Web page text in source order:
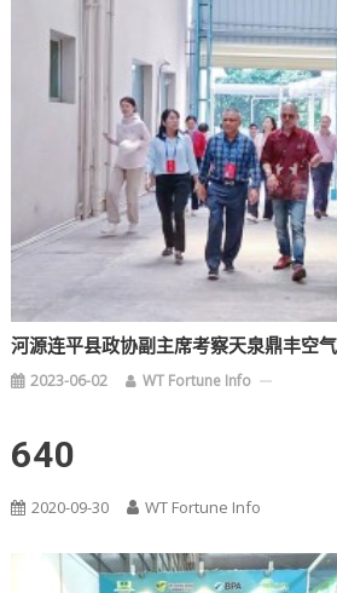
河源连平县政协副主席考察天泉鼎丰空
2023-06-02 WT Fortune Info
640
2020-09-30 WT Fortune Info